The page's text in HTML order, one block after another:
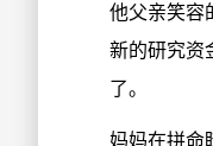
他父亲笑容
新的研究资
了。
妈妈在拼命